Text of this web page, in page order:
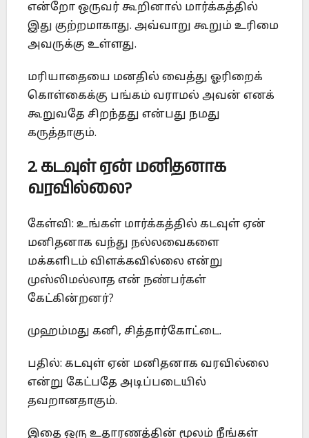
என்றோ ஒருவர் கூறினால் மார்க்கத்தில்
இது குற்றமாகாது. அவ்வாறு கூறும் உரிமை
அவருக்கு உள்ளது.
மரியாதையை மனதில் வைத்து ஓரிறைக்
கொள்கைக்கு பங்கம் வராமல் அவன் எனக்
கூறுவதே சிறந்தது என்பது நமது
கருத்தாகும்.
2. கடவுள் ஏன் மனிதனாக
வரவில்லை?
கேள்வி: உங்கள் மார்க்கத்தில் கடவுள் ஏன்
மனிதனாக வந்து நல்லவைகளை
மக்களிடம் விளக்கவில்லை என்று
முஸ்லிமல்லாத என் நண்பர்கள்
கேட்கின்றனர்?
முஹம்மது கனி, சித்தார்கோட்டை.
பதில்: கடவுள் ஏன் மனிதனாக வரவில்லை
என்று கேட்பதே அடிப்படையில்
தவறானதாகும்.
இதை ஒரு உதாரணத்தின் மூலம் நீங்கள்